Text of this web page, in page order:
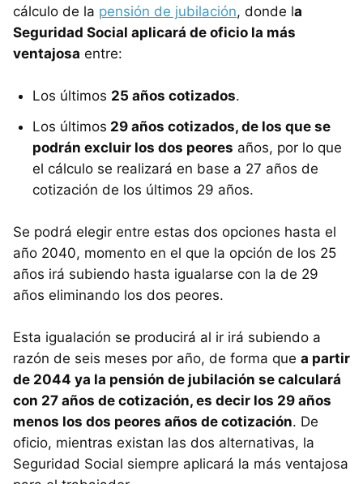
cálculo de la pensión de jubilación, donde la
Seguridad Social aplicará de oficio la más
ventajosa entre:
Los últimos 25 años cotizados.
Los últimos 29 años cotizados, de los que se
podrán excluir los dos peores años, por lo que
el cálculo se realizará en base a 27 años de
cotización de los últimos 29 años.
Se podrá elegir entre estas dos opciones hasta el
año 2040, momento en el que la opción de los 25
años irá subiendo hasta igualarse con la de 29
años eliminando los dos peores.
Esta igualación se producirá al ir irá subiendo a
razón de seis meses por año, de forma que a partir
de 2044 ya la pensión de jubilación se calculará
con 27 años de cotización, es decir los 29 años
menos los dos peores años de cotización. De
oficio, mientras existan las dos alternativas, la
Seguridad Social siempre aplicará la más ventajosa